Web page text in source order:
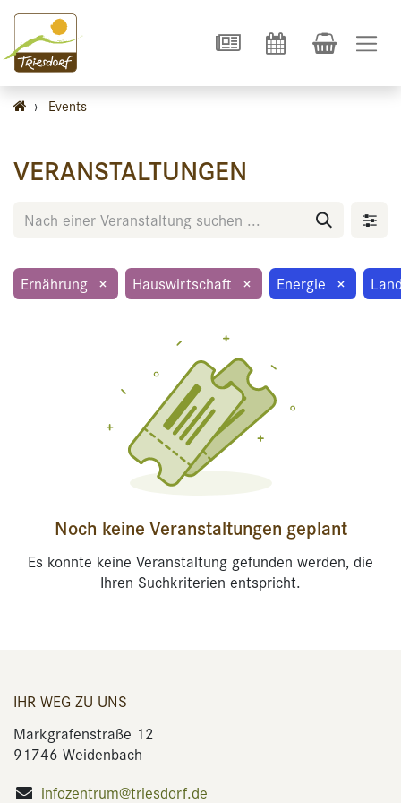
› Events
VERANSTALTUNGEN
Ernährung × Hauswirtschaft × Energie ×
Noch keine Veranstaltungen geplant
Es konnte keine Veranstaltung gefunden werden, die
Ihren Suchkriterien entspricht.
IHR WEG ZU UNS
Markgrafenstraße 12
91746 Weidenbach
infozentrum@triesdorf.de